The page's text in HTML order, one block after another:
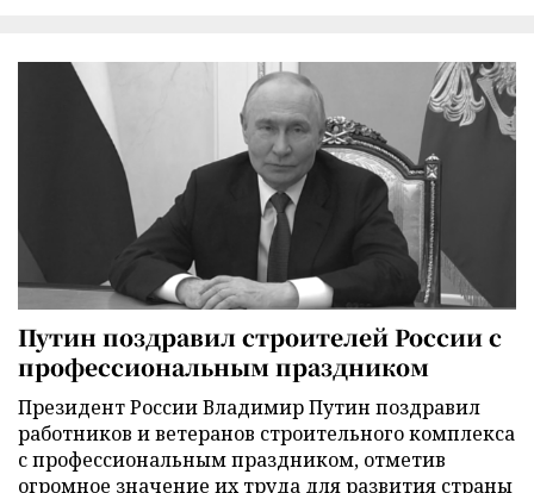
Путин поздравил строителей России с
профессиональным праздником
Президент России Владимир Путин поздравил
работников и ветеранов строительного комплекса
с профессиональным праздником, отметив
огромное значение их труда для развития страны